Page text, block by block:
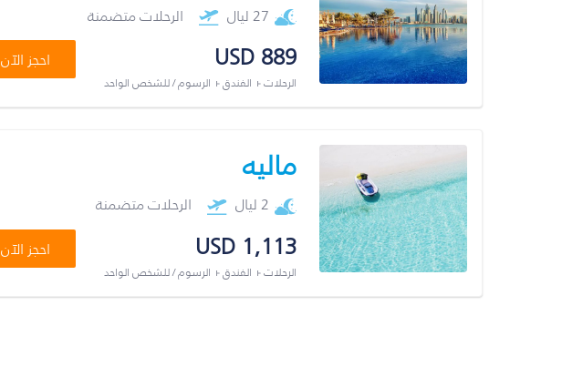
27 ليال الرحلات متضمنة
USD 889
الرحلات + الفندق + الرسوم / للشخص الواحد
احجز الآن
ماليه
2 ليال الرحلات متضمنة
USD 1,113
الرحلات + الفندق + الرسوم / للشخص الواحد
احجز الآن